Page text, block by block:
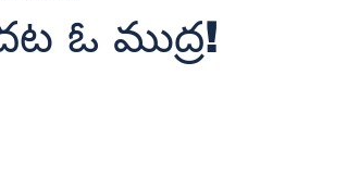
ఓ ముద్ర!